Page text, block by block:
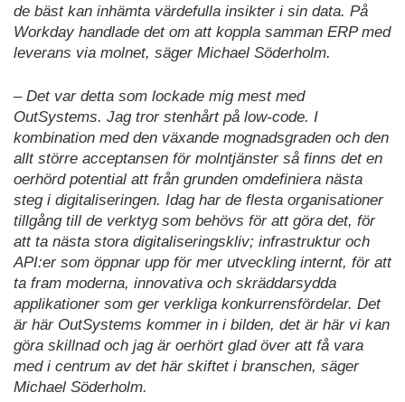
de bäst kan inhämta värdefulla insikter i sin data. På
Workday handlade det om att koppla samman ERP med
leverans via molnet, säger Michael Söderholm.
– Det var detta som lockade mig mest med
OutSystems. Jag tror stenhårt på low-code. I
kombination med den växande mognadsgraden och den
allt större acceptansen för molntjänster så finns det en
oerhörd potential att från grunden omdefiniera nästa
steg i digitaliseringen. Idag har de flesta organisationer
tillgång till de verktyg som behövs för att göra det, för
att ta nästa stora digitaliseringskliv; infrastruktur och
API:er som öppnar upp för mer utveckling internt, för att
ta fram moderna, innovativa och skräddarsydda
applikationer som ger verkliga konkurrensfördelar. Det
är här OutSystems kommer in i bilden, det är här vi kan
göra skillnad och jag är oerhört glad över att få vara
med i centrum av det här skiftet i branschen, säger
Michael Söderholm.